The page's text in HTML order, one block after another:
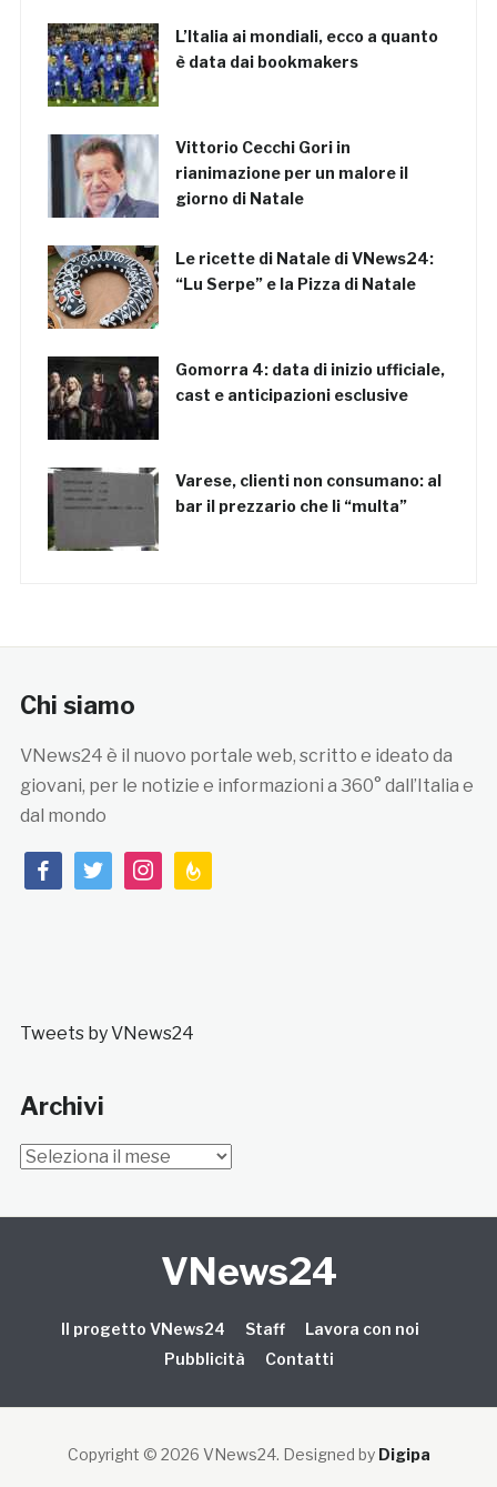
L’Italia ai mondiali, ecco a quanto
è data dai bookmakers
Vittorio Cecchi Gori in
rianimazione per un malore il
giorno di Natale
Le ricette di Natale di VNews24:
“Lu Serpe” e la Pizza di Natale
Gomorra 4: data di inizio ufficiale,
cast e anticipazioni esclusive
Varese, clienti non consumano: al
bar il prezzario che li “multa”
Chi siamo
VNews24 è il nuovo portale web, scritto e ideato da
giovani, per le notizie e informazioni a 360° dall’Italia e
dal mondo
facebooktwitterinstagramfeedburner
Tweets by VNews24
Archivi
Archivi
VNews24
Il progetto VNews24 Staff
Lavora con noi
Pubblicità
Contatti
Copyright © 2026 VNews24. Designed by Digipa